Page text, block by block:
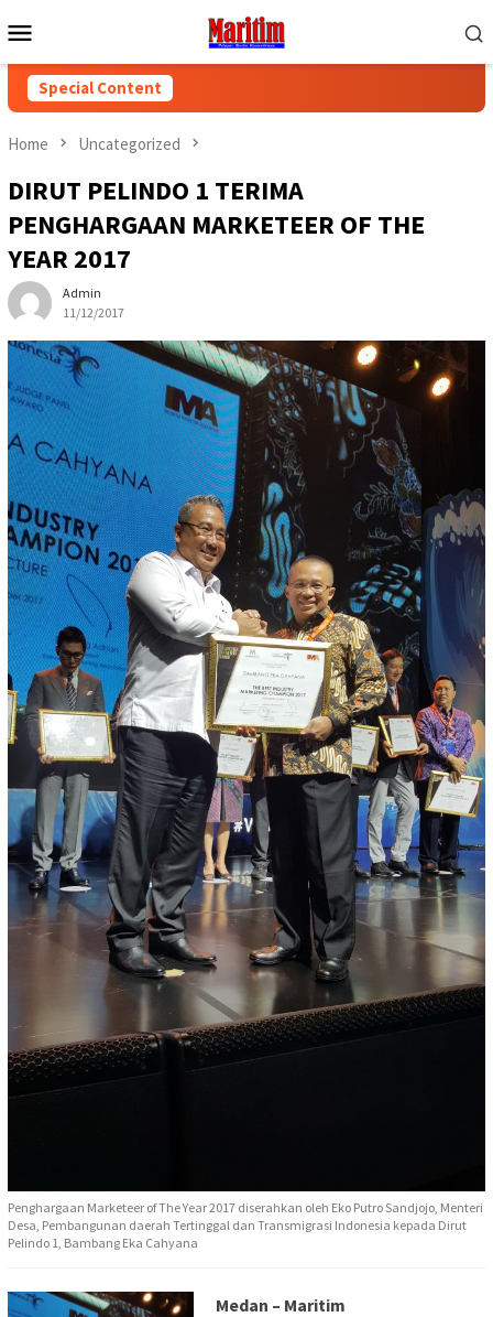
to
Menu
Special Content
Home Uncategorized
DIRUT PELINDO 1 TERIMA
PENGHARGAAN MARKETEER OF THE
YEAR 2017
Admin
11/12/2017
Penghargaan Marketeer of The Year 2017 diserahkan oleh Eko Putro Sandjojo, Menteri
Desa, Pembangunan daerah Tertinggal dan Transmigrasi Indonesia kepada Dirut
Pelindo 1, Bambang Eka Cahyana
Medan – Maritim